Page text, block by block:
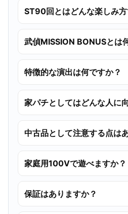
ST90回とはどんな楽しみ方
武偵MISSION BONUSとは
特徴的な演出は何ですか？
家パチとしてはどんな人に
中古品として注意する点は
家庭用100Vで遊べますか？
保証はありますか？